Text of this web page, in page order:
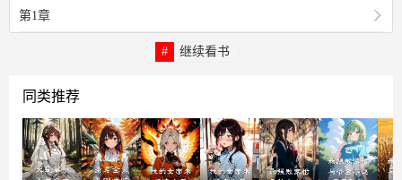
第1章
继续看书
同类推荐